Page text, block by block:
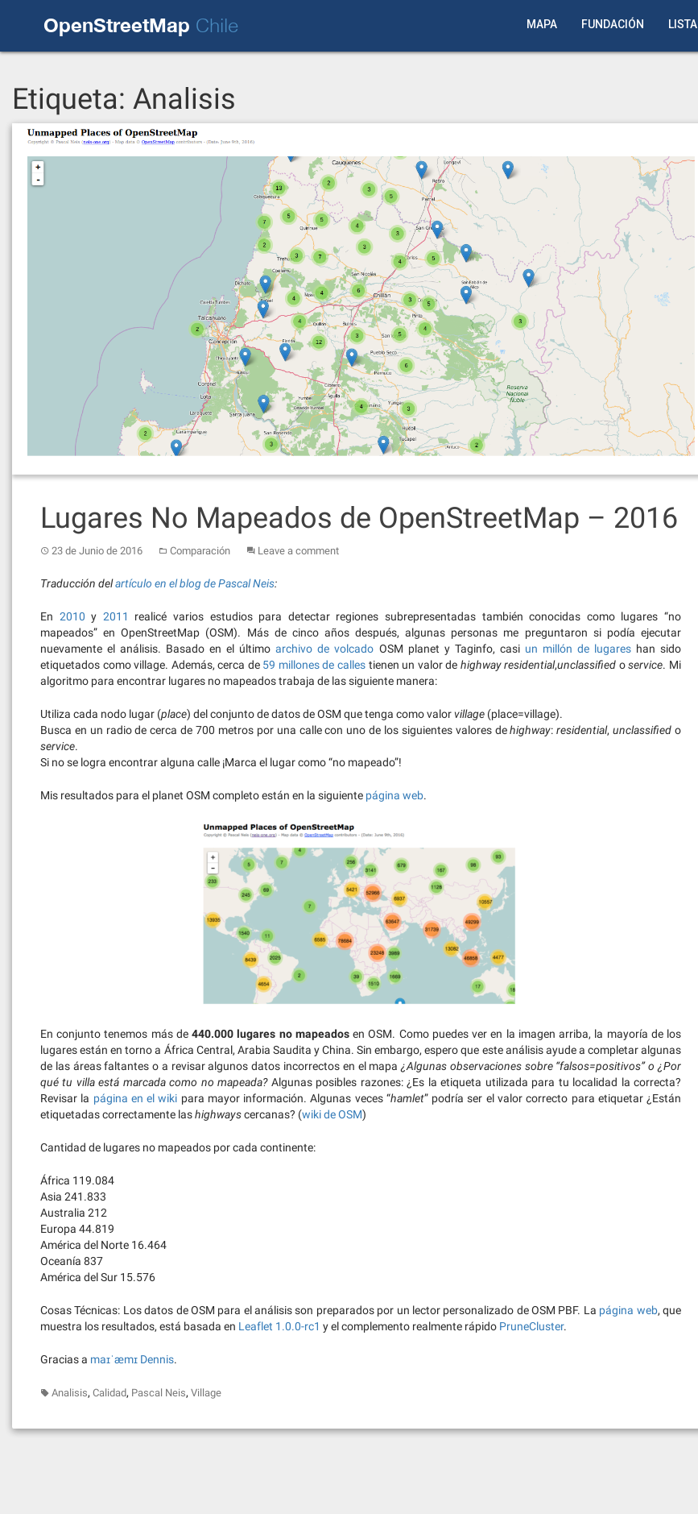
OpenStreetMap Chile MAPA FUNDACIÓN LISTA
Etiqueta: Analisis
Lugares No Mapeados de OpenStreetMap – 2016
23 de Junio de 2016 Comparación Leave a comment
Traducción delartículo en el blog de Pascal Neis:
En 2010 y 2011
realicé varios estudios para detectar regiones subrepresentadas también conocidas como lugares “no
mapeados” en OpenStreetMap (OSM). Más de cinco años después, algunas personas me preguntaron si podía ejecutar
nuevamente el análisis. Basado en el últimoarchivo de volcado OSM planet y Taginfo, casi un millón de lugareshan sido
etiquetados como village. Además, cerca de 59 millones de calles tienen un valor de highway residential,unclassified oservice. Mi
algoritmo para encontrar lugares no mapeados trabaja de las siguiente manera:
Utiliza cada nodo lugar (place) del conjunto de datos de OSM que tenga como valor village (place=village).
Busca en un radio de cerca de 700 metros por una calle con uno de los siguientes valores dehighway:residential,unclassified o
service.
Si no se logra encontrar alguna calle ¡Marca el lugar como “no mapeado”!
Mis resultados para el planet OSM completo están en la siguiente página web.
En conjunto tenemos más de440.000 lugares no mapeadosen OSM. Como puedes ver en la imagen arriba, la mayoría de los
lugares están en torno a África Central, Arabia Saudita y China. Sin embargo, espero que este análisis ayude a completar algunas
de las áreas faltantes o a revisar algunos datos incorrectos en el mapa¿Algunas observaciones sobre “falsos=positivos” o ¿Por
qué tu villa está marcada como no mapeada?Algunas posibles razones: ¿Es la etiqueta utilizada para tu localidad la correcta?
Revisar la página en el wiki para mayor información. Algunas veces “hamlet” podría ser el valor correcto para etiquetar ¿Están
etiquetadas correctamente lashighwayscercanas? (wiki de OSM)
Cantidad de lugares no mapeados por cada continente:
África 119.084
Asia 241.833
Australia 212
Europa 44.819
América del Norte 16.464
Oceanía 837
América del Sur 15.576
Cosas Técnicas: Los datos de OSM para el análisis son preparados por un lector personalizado de OSM PBF. La página web, que
muestra los resultados, está basada en Leaflet 1.0.0-rc1 y el complemento realmente rápido PruneCluster.
Gracias a maɪˈæmɪ Dennis.
Analisis, Calidad, Pascal Neis, Village